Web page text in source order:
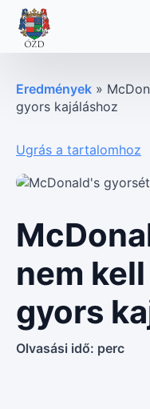
Eredmények »
gyors kajáláshoz
Ugrás a tartalomhoz
nem
gyors
Olvasási idő: perc